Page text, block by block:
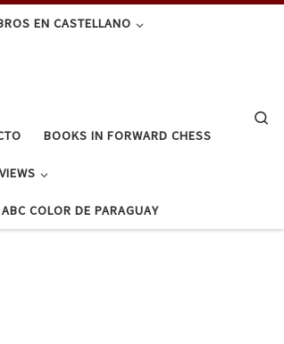
EN CASTELLANO
BOOKS IN FORWARD CHESS
COLOR DE PARAGUAY